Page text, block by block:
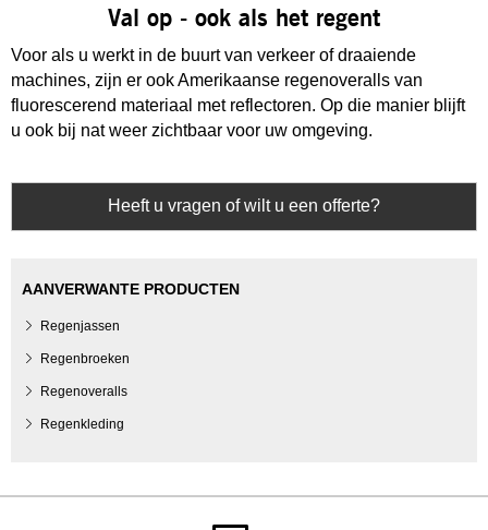
Val op - ook als het regent
Voor als u werkt in de buurt van verkeer of draaiende
machines, zijn er ook Amerikaanse regenoveralls van
fluorescerend materiaal met reflectoren. Op die manier blijft
u ook bij nat weer zichtbaar voor uw omgeving.
Heeft u vragen of wilt u een offerte?
AANVERWANTE PRODUCTEN
Regenjassen
Regenbroeken
Regenoveralls
Regenkleding